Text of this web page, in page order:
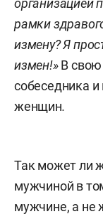
организацией
рамки
измену? Я
измен!»В свою
собеседника
женщин.
Так может ли
мужчиной в
мужчине, а